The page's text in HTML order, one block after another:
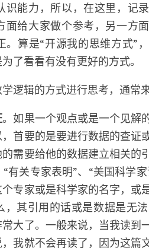
立
思
考
识能力，所以，在这里，记
面给大家做个参考，另一方
。算是“开源我的思维方式”
了看看有没有更好的方式。
逻辑的方式进行思考，通常
。如果一个观点或是一个见解
首要的是要进行数据的查证
需要给他的数据建立相关的
有关专家表明”、“美国科学
专家或是科学家的名字，或
，其引用的话或是数据是无
大了。一般来说，当我读到
我就不会再读了，因为这篇